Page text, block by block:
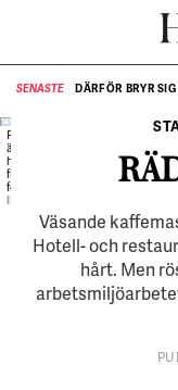
SENASTE DÄRFÖR BRYR
Forskning har visat att det
är mest kvinnor som söker
hjälp för röstbesvär. De
flesta får diagnosen
fonasteni, rösttrötthet.
ILLUSTRATION:
Väsande
Hotell- och
hårt. Men